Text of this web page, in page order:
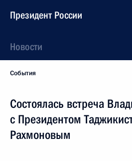
Президент России
Новости
События
Состоялась встреча
с Президентом
Рахмоновым